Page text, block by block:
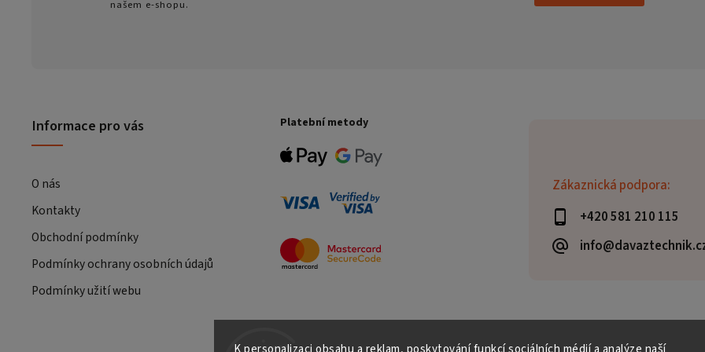
Zákaznická podpora:
+420 581 210 115
našem e-shopu.
Informace pro vás
O nás
Kontakty
Obchodní podmínky
Podmínky ochrany osobních údajů
Podmínky užití webu
Platební metody